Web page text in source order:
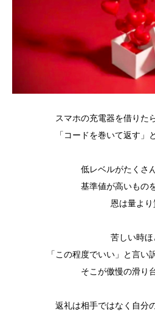
スマホの充電器を借りた
「コードを巻いて返す」
低レベルがたくさ
基準値が高いもの
恩は量より
苦しい時ほ
「この程度でいい」と言い
そこが傲慢の滑り
返礼は相手ではなく自分